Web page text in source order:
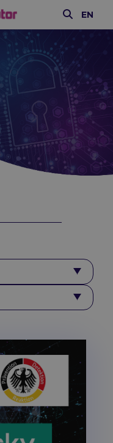
Keresés
EN